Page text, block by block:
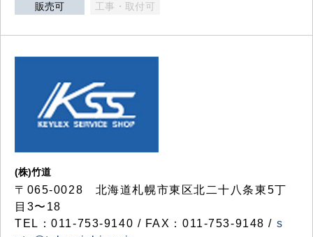
販売可 工事・取付可
(株)竹道
〒065-0028 北海道札幌市東区北二十八条東5丁
目3〜18
TEL：011-753-9140 / FAX：011-753-9148 / s